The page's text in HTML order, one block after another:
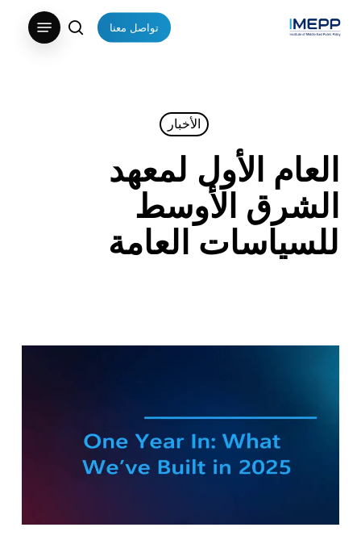
تواصل معنا
search
Menu
الأخبار
العام الأول لمعهد
الشرق الأوسط
للسياسات العامة